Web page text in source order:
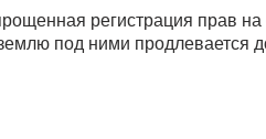
регистрация прав
под ними продлевается